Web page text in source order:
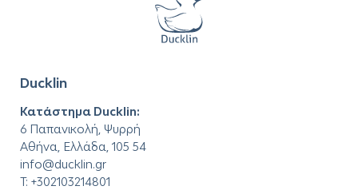
Ducklin
Κατάστημα Ducklin:
6 Παπανικολή, Ψυρρή
Αθήνα, Ελλάδα, 105 54
info@ducklin.gr
T: +302103214801